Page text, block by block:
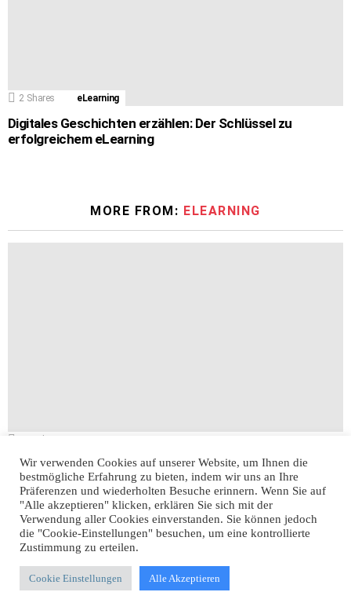
2 Shares eLearning
Digitales Geschichten erzählen: Der Schlüssel zu
erfolgreichem eLearning
MORE FROM: ELEARNING
Kurse von Digitales Wissen: einfach, verständlich, sicher
by MediaHub360Team 27. Oktober 2025, 12:06
Wir verwenden Cookies auf unserer Website, um Ihnen die
bestmögliche Erfahrung zu bieten, indem wir uns an Ihre
Präferenzen und wiederholten Besuche erinnern. Wenn Sie auf
"Alle akzeptieren" klicken, erklären Sie sich mit der
Verwendung aller Cookies einverstanden. Sie können jedoch
die "Cookie-Einstellungen" besuchen, um eine kontrollierte
Zustimmung zu erteilen.
Cookie Einstellungen Alle Akzeptieren